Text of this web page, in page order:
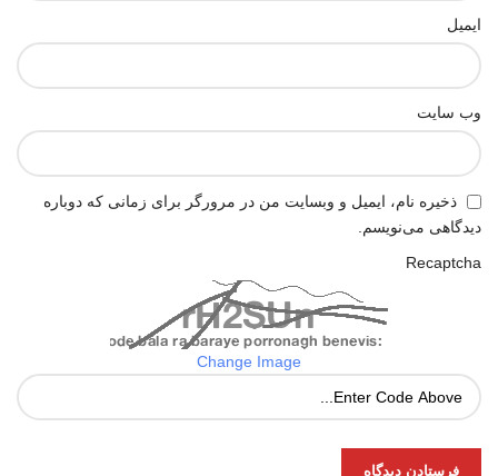
ایمیل
وب‌ سایت
ذخیره نام، ایمیل و وبسایت من در مرورگر برای زمانی که دوباره
دیدگاهی می‌نویسم.
Recaptcha
Change Image